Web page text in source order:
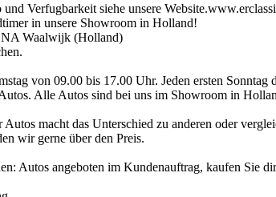
Verfugbarkeit siehe unsere
in unsere Showroom in Holland!
Waalwijk (Holland)
von 09.00 bis 17.00 Uhr. Jeden ersten
Alle Autos sind bei uns im Showroom in
macht das Unterschied zu anderen oder
wir gerne über den Preis.
Autos angeboten im Kundenauftrag, kaufen Sie